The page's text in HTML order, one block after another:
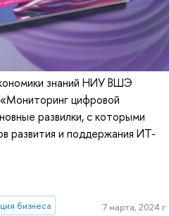
знаний НИУ ВШЭ
цифровой
развилки, с которыми
развития и поддержания ИТ-
бизнеса 7 марта, 2024 г.